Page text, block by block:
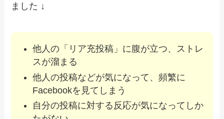
ました ↓
他人の「リア充投稿」に腹が立つ、ストレ
スが溜まる
他人の投稿などが気になって、頻繁に
Facebookを見てしまう
自分の投稿に対する反応が気になってしか